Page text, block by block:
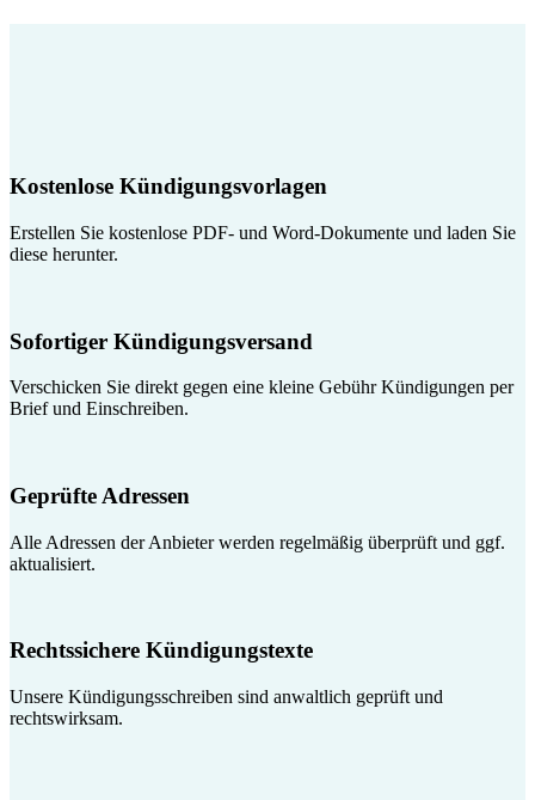
Kostenlose Kündigungsvorlagen
Erstellen Sie kostenlose PDF- und Word-Dokumente und laden Sie
diese herunter.
Sofortiger Kündigungsversand
Verschicken Sie direkt gegen eine kleine Gebühr Kündigungen per
Brief und Einschreiben.
Geprüfte Adressen
Alle Adressen der Anbieter werden regelmäßig überprüft und ggf.
aktualisiert.
Rechtssichere Kündigungstexte
Unsere Kündigungsschreiben sind anwaltlich geprüft und
rechtswirksam.